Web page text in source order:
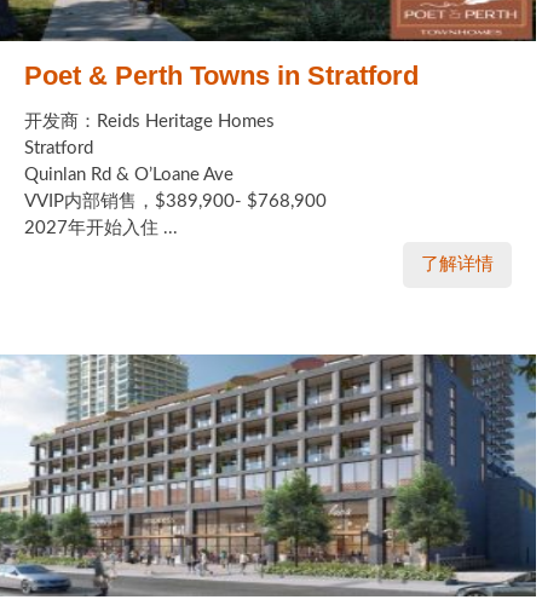
Poet & Perth Towns in Stratford
开发商：Reids Heritage Homes
Stratford
Quinlan Rd & O’Loane Ave
VVIP内部销售，$389,900- $768,900
2027年开始入住 ...
了解详情